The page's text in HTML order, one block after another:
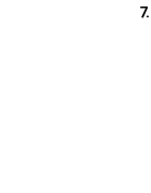
7.